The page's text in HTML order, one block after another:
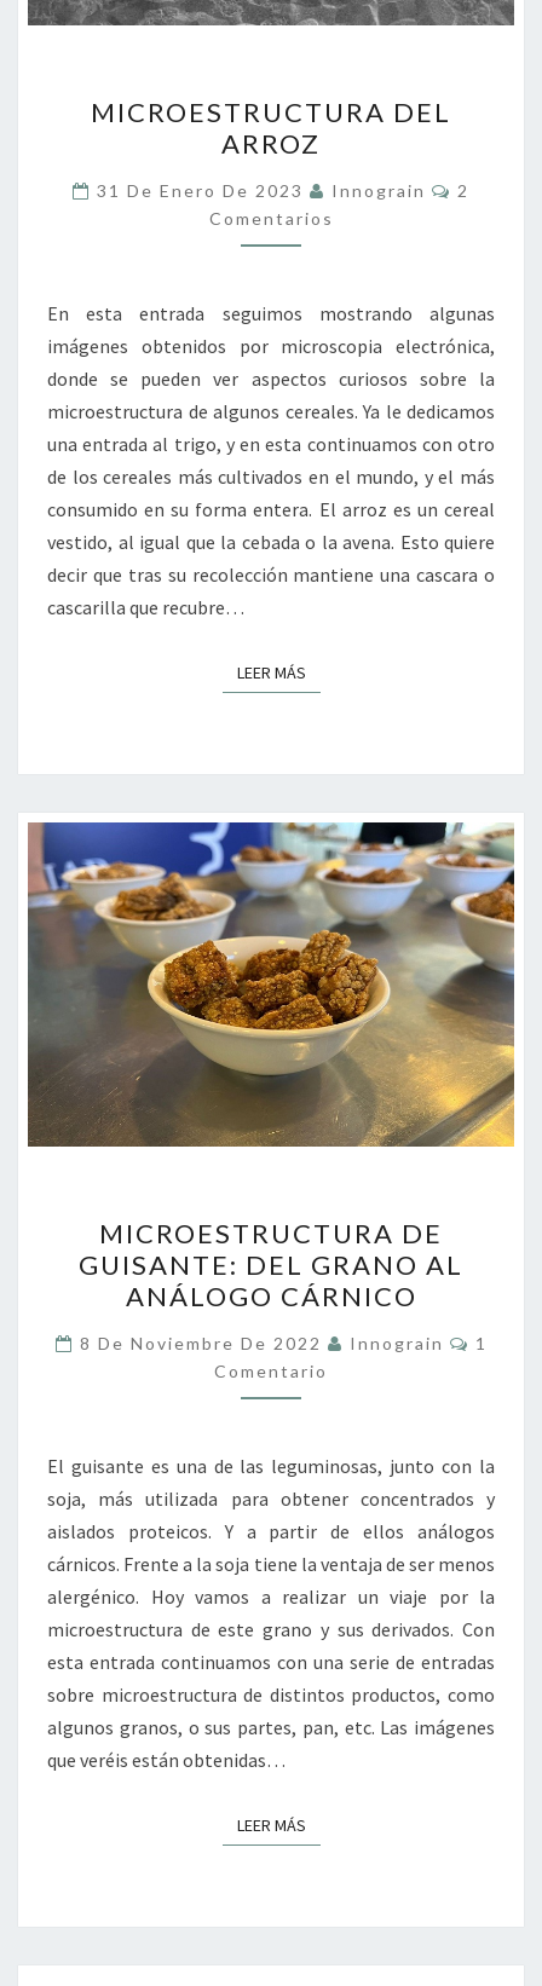
DEL
ARROZ
MICROESTRUCTURA DEL
ARROZ
31 De Enero De 2023 Innograin
2
Comentarios
En esta entrada seguimos mostrando algunas
imágenes obtenidos por microscopia electrónica,
donde se pueden ver aspectos curiosos sobre la
microestructura de algunos cereales. Ya le dedicamos
una entrada al trigo, y en esta continuamos con otro
de los cereales más cultivados en el mundo, y el más
consumido en su forma entera. El arroz es un cereal
vestido, al igual que la cebada o la avena. Esto quiere
decir que tras su recolección mantiene una cascara o
cascarilla que recubre…
LEER MÁSLEER MÁS
DE
GUISANTE:
DEL
GRANO
AL
ANÁLOGO
MICROESTRUCTURA DE
GUISANTE: DEL GRANO AL
ANÁLOGO CÁRNICO
8 De Noviembre De 2022 Innograin
1
Comentario
El guisante es una de las leguminosas, junto con la
soja, más utilizada para obtener concentrados y
aislados proteicos. Y a partir de ellos análogos
cárnicos. Frente a la soja tiene la ventaja de ser menos
alergénico. Hoy vamos a realizar un viaje por la
microestructura de este grano y sus derivados. Con
esta entrada continuamos con una serie de entradas
sobre microestructura de distintos productos, como
algunos granos, o sus partes, pan, etc. Las imágenes
que veréis están obtenidas…
LEER MÁSLEER MÁS